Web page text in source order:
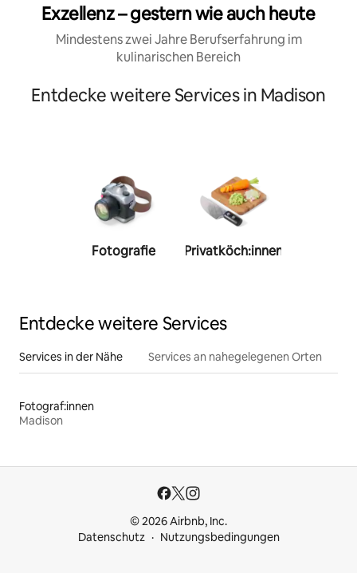
Exzellenz – gestern wie auch heute
Mindestens zwei Jahre Berufserfahrung im
kulinarischen Bereich
Entdecke weitere Services in Madison
Fotografie Privatköch:innen
Entdecke weitere Services
Services in der Nähe Services an nahegelegenen Orten
Fotograf:innen
Madison
© 2026 Airbnb, Inc.
Datenschutz
Nutzungsbedingungen